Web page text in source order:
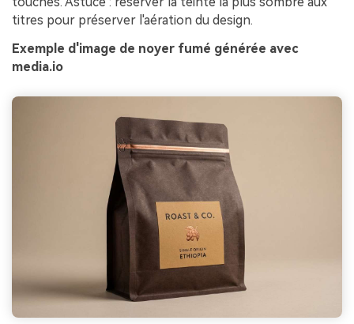
titres pour préserver l'aération du design.
Exemple d'image de noyer fumé générée avec
media.io